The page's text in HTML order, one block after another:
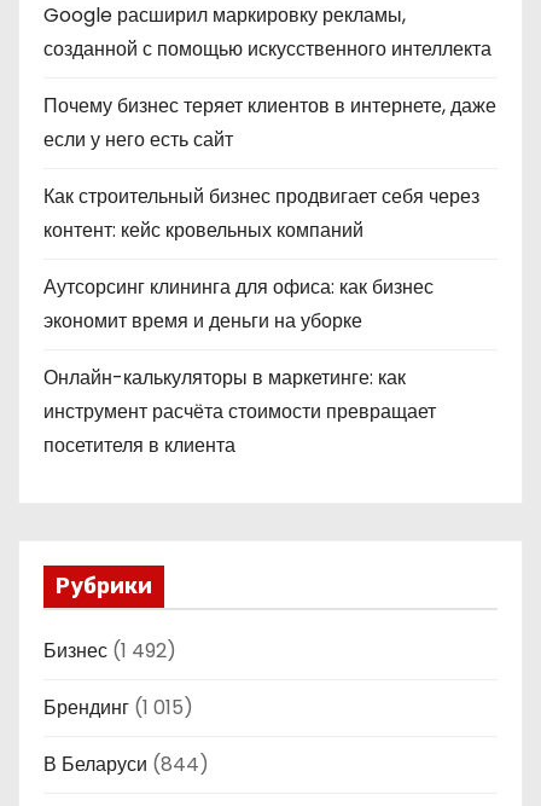
Google расширил маркировку рекламы,
созданной с помощью искусственного интеллекта
Почему бизнес теряет клиентов в интернете, даже
если у него есть сайт
Как строительный бизнес продвигает себя через
контент: кейс кровельных компаний
Аутсорсинг клининга для офиса: как бизнес
экономит время и деньги на уборке
Онлайн-калькуляторы в маркетинге: как
инструмент расчёта стоимости превращает
посетителя в клиента
Рубрики
Бизнес (1 492)
Брендинг (1 015)
В Беларуси (844)